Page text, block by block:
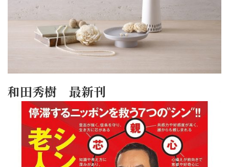
和田秀樹 最新刊